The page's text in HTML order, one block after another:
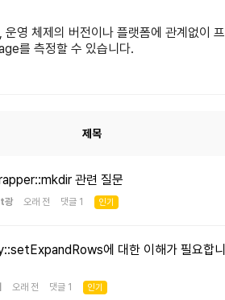
운영 체제의 버전이나 플랫폼에 관계없이
를 측정할 수 있습니다.
제목
관련 질문
광 오래 전 댓글 1 인기
에 대한 이해가 필요합니
오래 전 댓글 1 인기